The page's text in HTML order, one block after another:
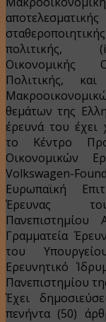
πολιτικής,
Οικονομικής
Πολιτικής,
θεμάτων της
έρευνά του έχει
το Κέντρο
Οικονομικών
Volkswagen-
Ευρωπαϊκή
Έρευνας
Γραμματεία
του
Ερευνητικό
Πανεπιστημίου
Έχει
πενήντα (50)